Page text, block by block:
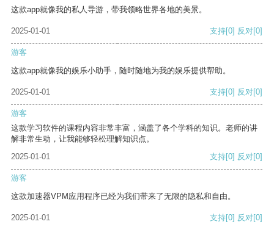
这款app就像我的私人导游，带我领略世界各地的美景。
2025-01-01 支持[0] 反对[0]
游客
这款app就像我的娱乐小助手，随时随地为我的娱乐提供帮助。
2025-01-01 支持[0] 反对[0]
游客
这款学习软件的课程内容非常丰富，涵盖了各个学科的知识。老师的讲
解非常生动，让我能够轻松理解知识点。
2025-01-01
支持[0] 反对[0]
游客
这款加速器VPM应用程序已经为我们带来了无限的隐私和自由。
2025-01-01 支持[0] 反对[0]